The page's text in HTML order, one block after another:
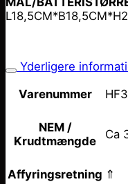
Yderligere
Varenummer
NEM /
Krudtmængde
Ca
Affyringsretning ⇑